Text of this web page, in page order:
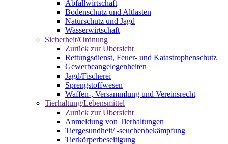
Abfallwirtschaft
Bodenschutz und Altlasten
Naturschutz und Jagd
Wasserwirtschaft
Sicherheit/Ordnung
Zurück zur Übersicht
Rettungsdienst, Feuer- und Katastrophenschutz
Gewerbeangelegenheiten
Jagd/Fischerei
Sprengstoffwesen
Waffen-, Versammlung und Vereinsrecht
Tierhaltung/Lebensmittel
Zurück zur Übersicht
Anmeldung von Tierhaltungen
Tiergesundheit/ -seuchenbekämpfung
Tierkörperbeseitigung